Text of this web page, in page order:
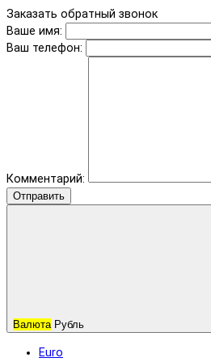
Заказать обратный звонок
Ваше имя:
Ваш телефон:
Комментарий:
Отправить
Валюта Рубль
Euro